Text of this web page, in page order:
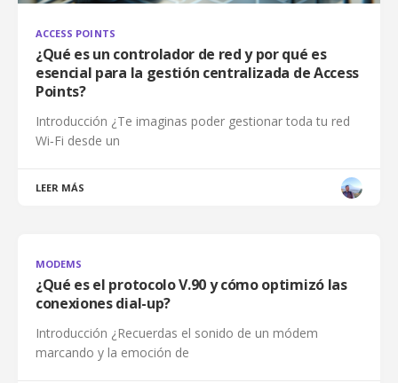
ACCESS POINTS
¿Qué es un controlador de red y por qué es
esencial para la gestión centralizada de Access
Points?
Introducción ¿Te imaginas poder gestionar toda tu red
Wi‑Fi desde un
LEER MÁS
MODEMS
¿Qué es el protocolo V.90 y cómo optimizó las
conexiones dial-up?
Introducción ¿Recuerdas el sonido de un módem
marcando y la emoción de